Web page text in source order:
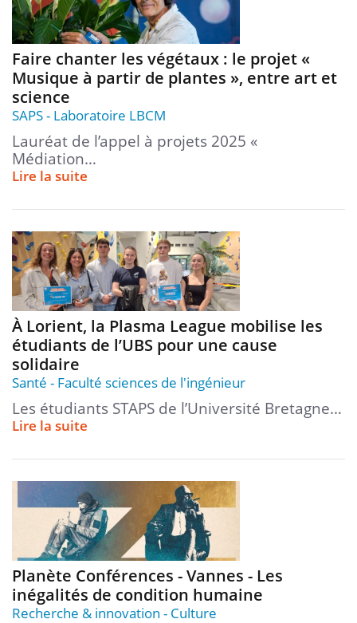
Faire chanter les végétaux : le projet «
Musique à partir de plantes », entre art et
science
SAPS Laboratoire LBCM
Lauréat de l’appel à projets 2025 «
Médiation…
Lire la suite
À Lorient, la Plasma League mobilise les
étudiants de l’UBS pour une cause
solidaire
Santé Faculté sciences de l'ingénieur
Les étudiants STAPS de l’Université Bretagne…
Lire la suite
Planète Conférences - Vannes - Les
inégalités de condition humaine
Recherche & innovation Culture